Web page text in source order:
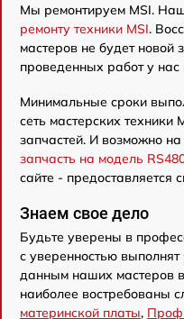
Мы ремонтируем MSI.
ремонту техники MSI.
мастеров не будет
проведенных работ у нас
Минимальные сроки
сеть мастерских
запчастей. И возможно
запчасть на модель
сайте - предоставляется
Знаем свое дело
Будьте уверены в
с уверенностью
данным наших мастеров
наиболее востребованы
материнской платы,